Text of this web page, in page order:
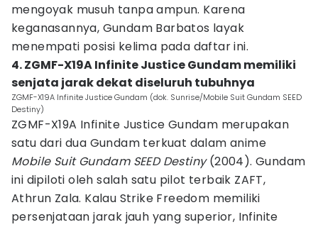
mengoyak musuh tanpa ampun. Karena
keganasannya, Gundam Barbatos layak
menempati posisi kelima pada daftar ini.
4. ZGMF-X19A Infinite Justice Gundam memiliki
senjata jarak dekat diseluruh tubuhnya
ZGMF-X19A Infinite Justice Gundam (dok. Sunrise/Mobile Suit Gundam SEED
Destiny)
ZGMF-X19A Infinite Justice Gundam merupakan
satu dari dua Gundam terkuat dalam anime
Mobile Suit Gundam SEED Destiny(2004). Gundam
ini dipiloti oleh salah satu pilot terbaik ZAFT,
Athrun Zala. Kalau Strike Freedom memiliki
persenjataan jarak jauh yang superior, Infinite